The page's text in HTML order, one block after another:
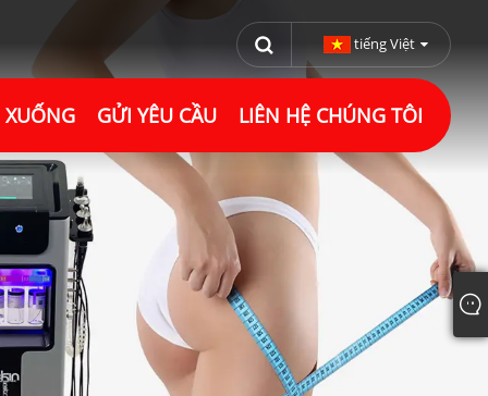
tiếng Việt
XUỐNG GỬI YÊU CẦU LIÊN HỆ CHÚNG TÔI